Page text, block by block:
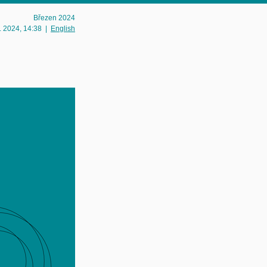
Březen 2024
2024, 14:38 English